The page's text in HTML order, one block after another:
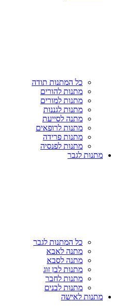
כל המתנות תודה
מתנות להורים
מתנות למורים
מתנות לגננות
מתנה לסייעת
מתנות לרופאים
מתנות פרידה
מתנות לפנסיה
מתנות לגבר
כל המתנות לגבר
מתנה לאבא
מתנה לסבא
מתנות לבן זוג
מתנות לחבר
מתנות לבנים
מתנות לאישה